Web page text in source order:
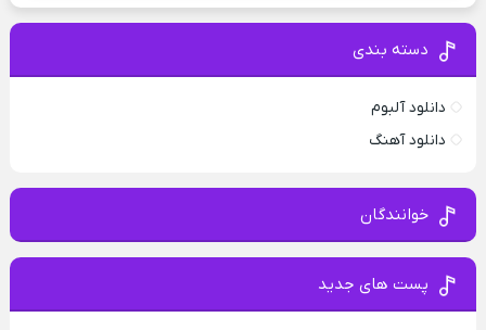
دسته بندی
دانلود آلبوم
دانلود آهنگ
خوانندگان
پست های جدید